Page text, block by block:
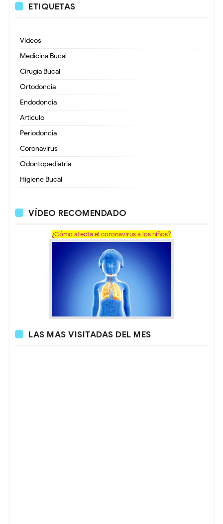
ETIQUETAS
Videos
Medicina Bucal
Cirugía Bucal
Ortodoncia
Endodoncia
Artículo
Periodoncia
Coronavirus
Odontopediatria
Higiene Bucal
VÍDEO RECOMENDADO
¿Cómo afecta el coronavirus a los niños?
LAS MAS VISITADAS DEL MES